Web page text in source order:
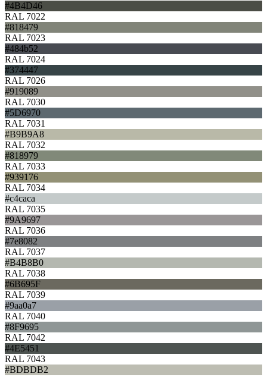
#4B4D46
RAL 7022
#818479
RAL 7023
#484b52
RAL 7024
#374447
RAL 7026
#919089
RAL 7030
#5D6970
RAL 7031
#B9B9A8
RAL 7032
#818979
RAL 7033
#939176
RAL 7034
#c4caca
RAL 7035
#9A9697
RAL 7036
#7e8082
RAL 7037
#B4B8B0
RAL 7038
#6B695F
RAL 7039
#9aa0a7
RAL 7040
#8F9695
RAL 7042
#4E5451
RAL 7043
#BDBDB2